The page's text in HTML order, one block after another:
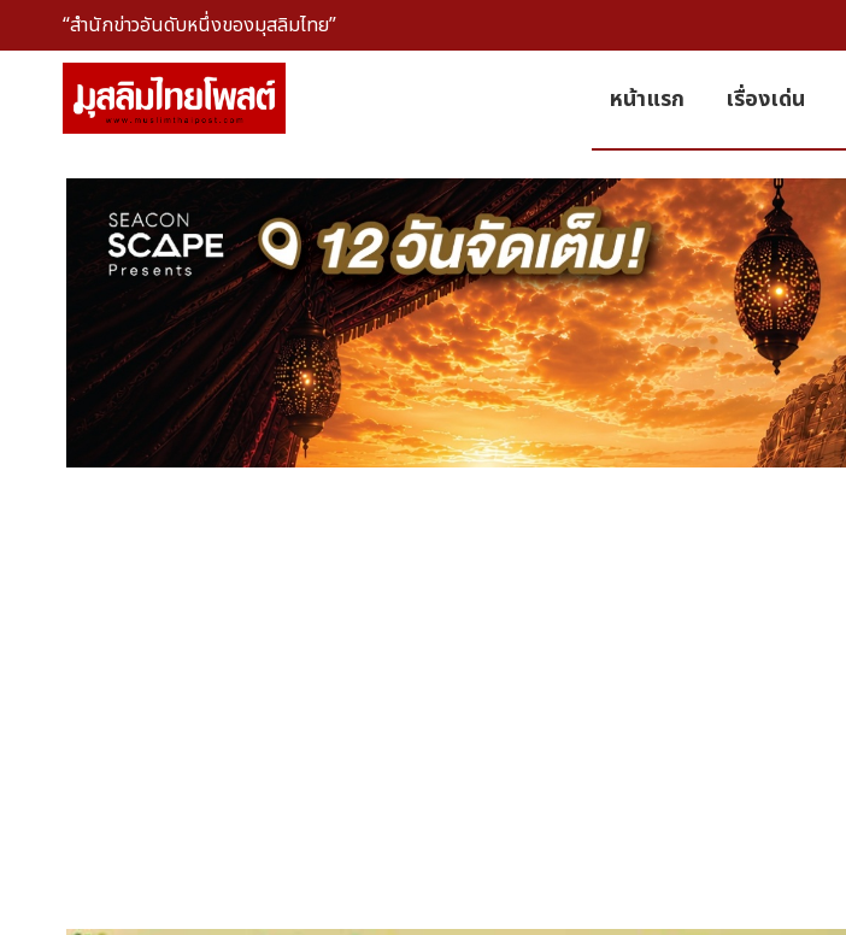
“สำนักข่าวอันดับหนึ่งของมุสลิมไทย”
หน้าแรก เรื่องเด่น